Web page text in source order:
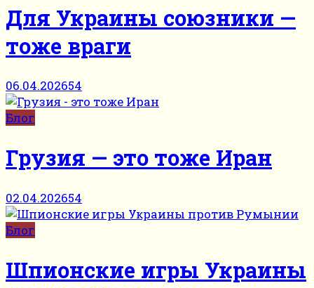
Для Украины союзники —
тоже враги
06.04.202654
Блог
Грузия — это тоже Иран
02.04.202654
Блог
Шпионские игры Украины